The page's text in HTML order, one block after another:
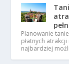
Planowanie
płatnych
najbardziej